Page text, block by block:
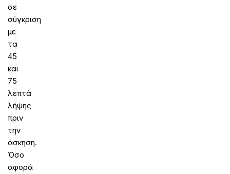
σε
σύγκριση
με
τα
45
και
75
λεπτά
λήψης
πριν
την
άσκηση.
Όσο
αφορά